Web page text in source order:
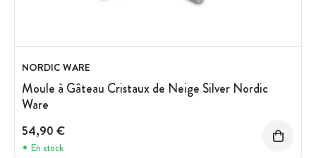
NORDIC WARE
Moule à Gâteau Cristaux de Neige Silver Nordic
Ware
54,90 €
En stock